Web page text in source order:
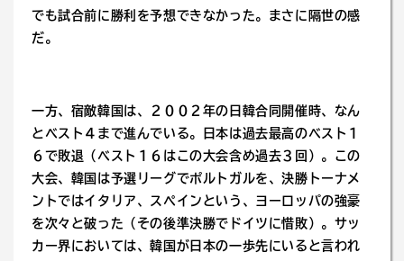
でも試合前に勝利を予想できなかった。まさに隔世の感
だ。
一方、宿敵韓国は、２００２年の日韓合同開催時、なん
とベスト４まで進んでいる。日本は過去最高のベスト１
６で敗退（ベスト１６はこの大会含め過去３回）。この
大会、韓国は予選リーグでポルトガルを、決勝トーナメ
ントではイタリア、スペインという、ヨーロッパの強豪
を次々と破った（その後準決勝でドイツに惜敗）。サッ
カー界においては、韓国が日本の一歩先にいると言われ